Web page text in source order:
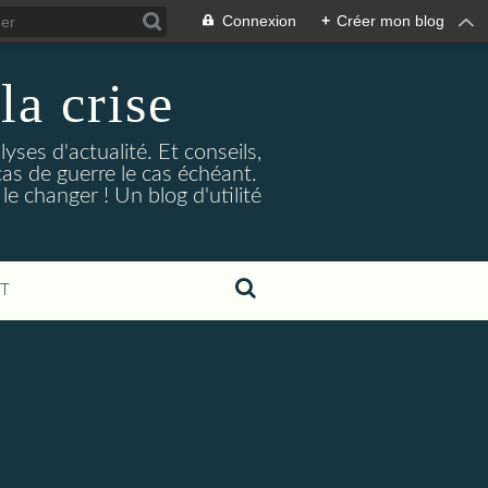
Connexion + Créer mon blog
crise
d'actualité. Et conseils,
de guerre le cas échéant.
changer ! Un blog d'utilité